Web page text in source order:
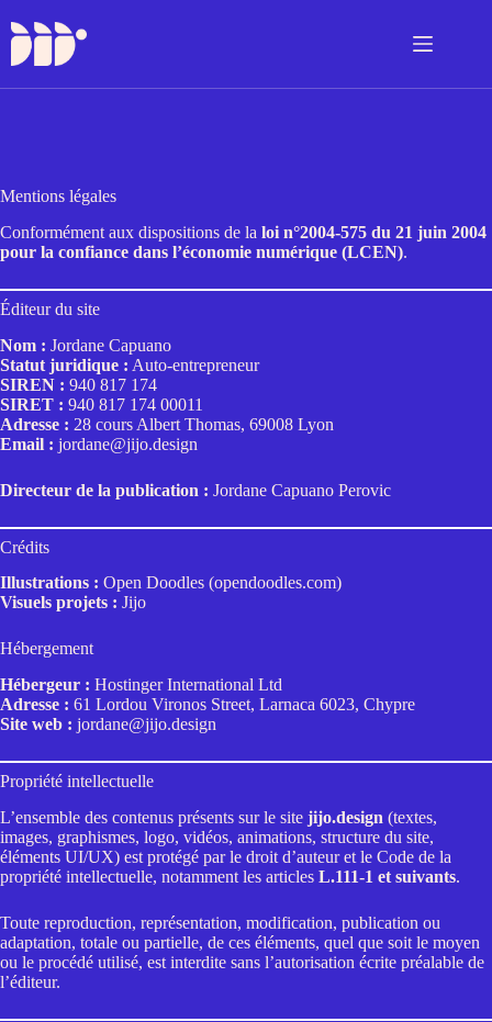
au
contenu
Mentions légales
Conformément aux dispositions de la loi n°2004-575 du 21 juin 2004
pour la confiance dans l’économie numérique (LCEN).
Éditeur du site
Nom : Jordane Capuano
Statut juridique : Auto-entrepreneur
SIREN : 940 817 174
SIRET : 940 817 174 00011
Adresse : 28 cours Albert Thomas, 69008 Lyon
Email : jordane@jijo.design
Directeur de la publication : Jordane Capuano Perovic
Crédits
Illustrations : Open Doodles (opendoodles.com)
Visuels projets : Jijo
Hébergement
Hébergeur : Hostinger International Ltd
Adresse : 61 Lordou Vironos Street, Larnaca 6023, Chypre
Site web : jordane@jijo.design
Propriété intellectuelle
L’ensemble des contenus présents sur le site jijo.design (textes,
images, graphismes, logo, vidéos, animations, structure du site,
éléments UI/UX) est protégé par le droit d’auteur et le Code de la
propriété intellectuelle, notamment les articles L.111-1 et suivants.
Toute reproduction, représentation, modification, publication ou
adaptation, totale ou partielle, de ces éléments, quel que soit le moyen
ou le procédé utilisé, est interdite sans l’autorisation écrite préalable de
l’éditeur.